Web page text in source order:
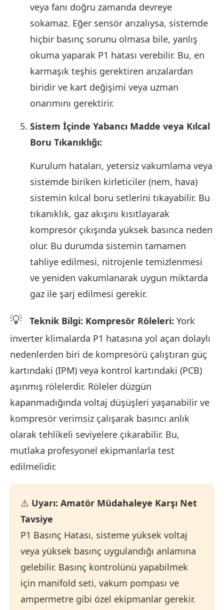
veya fanı doğru zamanda devreye
sokamaz. Eğer sensör arızalıysa, sistemde
hiçbir basınç sorunu olmasa bile, yanlış
okuma yaparak P1 hatası verebilir. Bu, en
karmaşık teşhis gerektiren arızalardan
biridir ve kart değişimi veya uzman
onarımını gerektirir.
Sistem İçinde Yabancı Madde veya Kılcal
Boru Tıkanıklığı:
Kurulum hataları, yetersiz vakumlama veya
sistemde biriken kirleticiler (nem, hava)
sistemin kılcal boru setlerini tıkayabilir. Bu
tıkanıklık, gaz akışını kısıtlayarak
kompresör çıkışında yüksek basınca neden
olur. Bu durumda sistemin tamamen
tahliye edilmesi, nitrojenle temizlenmesi
ve yeniden vakumlanarak uygun miktarda
gaz ile şarj edilmesi gerekir.
💡 Teknik Bilgi: Kompresör Röleleri: York
inverter klimalarda P1 hatasına yol açan dolaylı
nedenlerden biri de kompresörü çalıştıran güç
kartındaki (IPM) veya kontrol kartındaki (PCB)
aşınmış rölelerdir. Röleler düzgün
kapanmadığında voltaj düşüşleri yaşanabilir ve
kompresör verimsiz çalışarak basıncı anlık
olarak tehlikeli seviyelere çıkarabilir. Bu,
mutlaka profesyonel ekipmanlarla test
edilmelidir.
⚠️ Uyarı: Amatör Müdahaleye Karşı Net
Tavsiye
P1 Basınç Hatası, sisteme yüksek voltaj
veya yüksek basınç uygulandığı anlamına
gelebilir. Basınç kontrolünü yapabilmek
için manifold seti, vakum pompası ve
ampermetre gibi özel ekipmanlar gerekir.